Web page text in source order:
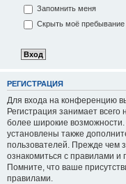
Запомнить меня
Скрыть моё пребывание
РЕГИСТРАЦИЯ
Для входа на конференцию
Регистрация занимает всего
более широкие
установлены также
пользователей. Прежде чем
ознакомиться с правилами
Помните, что ваше
правилами.